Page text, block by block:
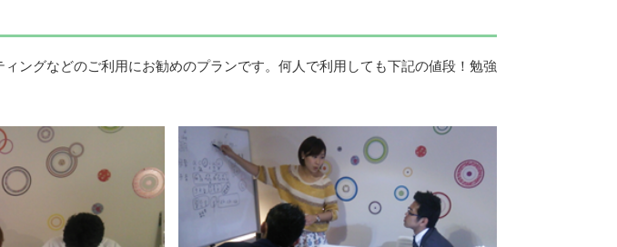
ングなどのご利用にお勧めのプランです。何人で利用しても下記の値段！勉強